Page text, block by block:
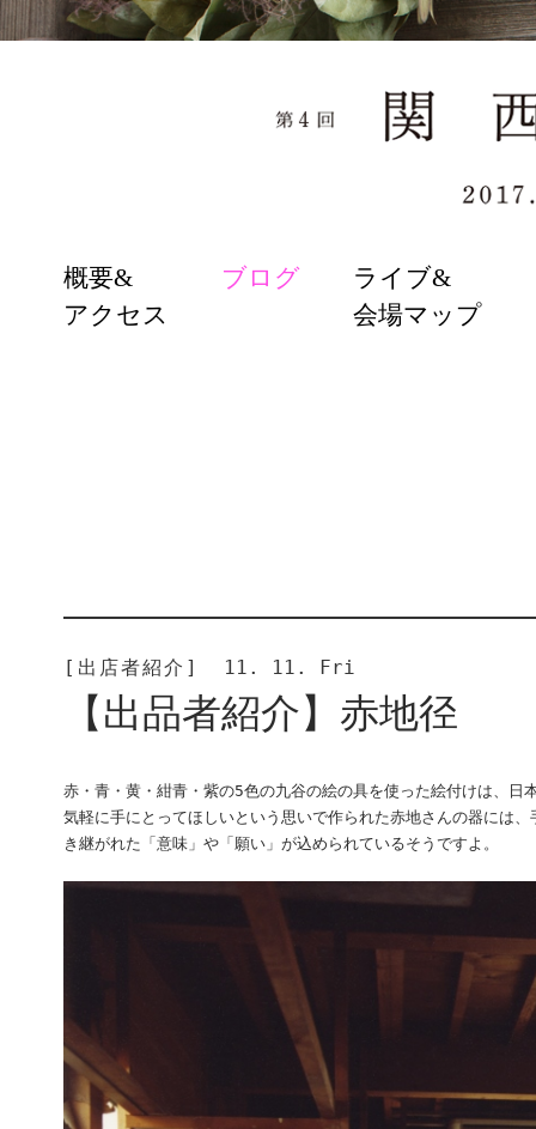
SKIP
TO
CONTENT
概要&
アクセス
ブログ
ライブ&
会場マップ
[出店者紹介] 11. 11. Fri
【出品者紹介】赤地径
赤・青・黄・紺青・紫の5色の九谷の絵の具を使った絵付けは、
気軽に手にとってほしいという思いで作られた赤地さんの器には
き継がれた「意味」や「願い」が込められているそうですよ。